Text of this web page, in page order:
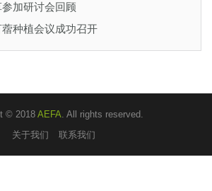
加研讨会回顾
种植会议成功召开
© 2018 AEFA. All rights reserved.
关于我们
联系我们